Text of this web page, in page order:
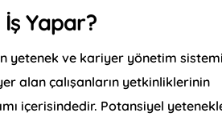
Yapar?
yetenek ve kariyer yönetim
alan çalışanların yetkinliklerinin
içerisindedir. Potansiyel